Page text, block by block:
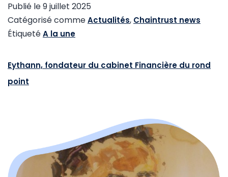
Publié le9 juillet 2025
Catégorisé commeActualités, Chaintrust news
ÉtiquetéA la une
Eythann, fondateur du cabinet Financière du rond
point